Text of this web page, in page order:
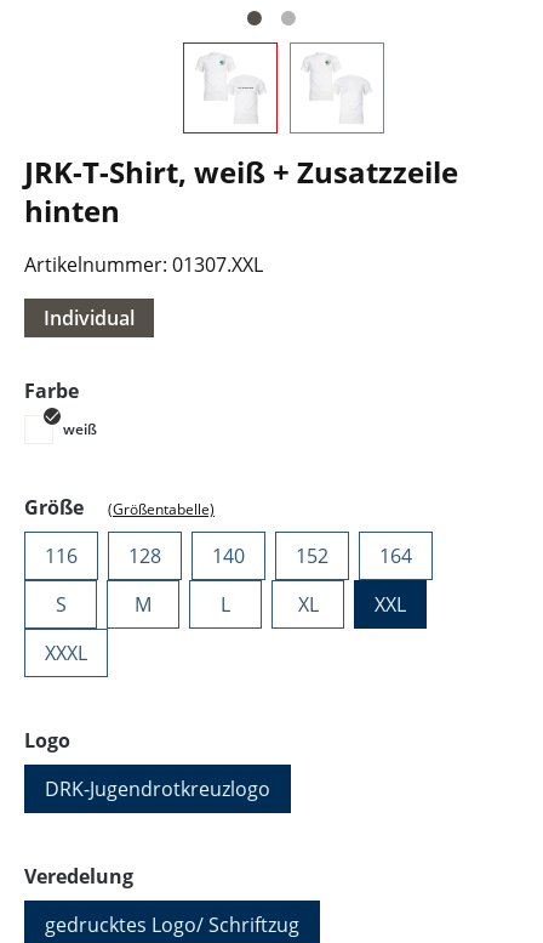
JRK-T-Shirt, weiß + Zusatzzeile
hinten
Artikelnummer: 01307.XXL
Individual
Farbeauswählen
weiß
Größeauswählen
(Größentabelle)
116 128 140 152
164
S
M L XL
XXL
XXXL
Logoauswählen
DRK-Jugendrotkreuzlogo
Veredelungauswählen
gedrucktes Logo/ Schriftzug